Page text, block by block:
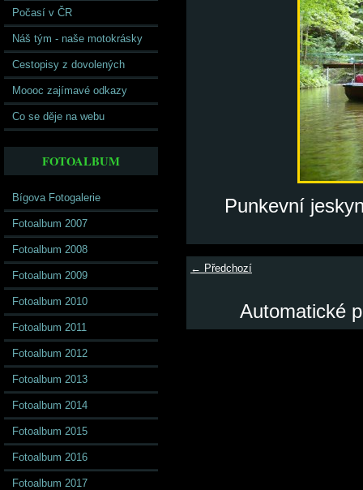
Počasí v ČR
Náš tým - naše motokrásky
Cestopisy z dovolených
Moooc zajímavé odkazy
Co se děje na webu
FOTOALBUM
Bígova Fotogalerie
Fotoalbum 2007
Fotoalbum 2008
Fotoalbum 2009
Fotoalbum 2010
Fotoalbum 2011
Fotoalbum 2012
Fotoalbum 2013
Fotoalbum 2014
Fotoalbum 2015
Fotoalbum 2016
Fotoalbum 2017
Punkevní
← Předchozí
Automatické